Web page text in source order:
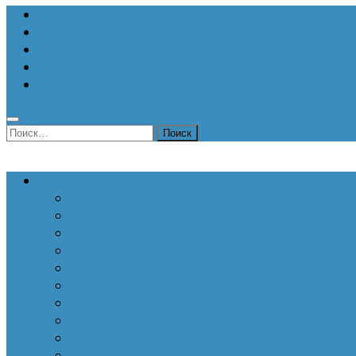
Найти: